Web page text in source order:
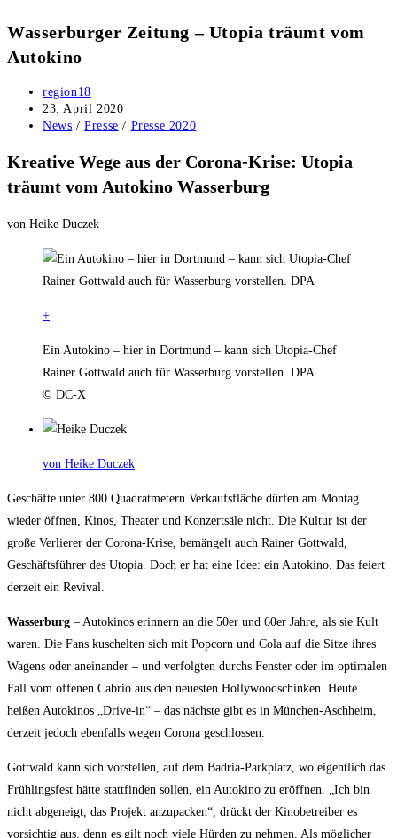
Wasserburger Zeitung – Utopia träumt vom
Autokino
Beitrags-
Autor:
region18
Beitrag
veröffentlicht:
23. April 2020
Beitrags-
News / Presse / Presse 2020
Kreative Wege aus der Corona-Krise: Utopia
träumt vom Autokino Wasserburg
von Heike Duczek
+
Ein Autokino – hier in Dortmund – kann sich Utopia-Chef
Rainer Gottwald auch für Wasserburg vorstellen. DPA
© DC-X
von Heike Duczek
Geschäfte unter 800 Quadratmetern Verkaufsfläche dürfen am Montag
wieder öffnen, Kinos, Theater und Konzertsäle nicht. Die Kultur ist der
große Verlierer der Corona-Krise, bemängelt auch Rainer Gottwald,
Geschäftsführer des Utopia. Doch er hat eine Idee: ein Autokino. Das feiert
derzeit ein Revival.
Wasserburg – Autokinos erinnern an die 50er und 60er Jahre, als sie Kult
waren. Die Fans kuschelten sich mit Popcorn und Cola auf die Sitze ihres
Wagens oder aneinander – und verfolgten durchs Fenster oder im optimalen
Fall vom offenen Cabrio aus den neuesten Hollywoodschinken. Heute
heißen Autokinos „Drive-in“ – das nächste gibt es in München-Aschheim,
derzeit jedoch ebenfalls wegen Corona geschlossen.
Gottwald kann sich vorstellen, auf dem Badria-Parkplatz, wo eigentlich das
Frühlingsfest hätte stattfinden sollen, ein Autokino zu eröffnen. „Ich bin
nicht abgeneigt, das Projekt anzupacken“, drückt der Kinobetreiber es
vorsichtig aus, denn es gilt noch viele Hürden zu nehmen. Als möglicher